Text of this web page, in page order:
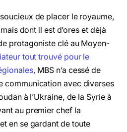
de placer le royaume,
dont il est d’ores et déjà
protagoniste clé au Moyen-
tout trouvé pour le
, MBS n’a cessé de
communication avec diverses
à l’Ukraine, de la Syrie à
au premier chef la
en se gardant de toute